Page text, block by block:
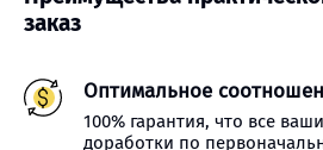
заказ
Оптимальное
100% гарантия, что все
доработки по